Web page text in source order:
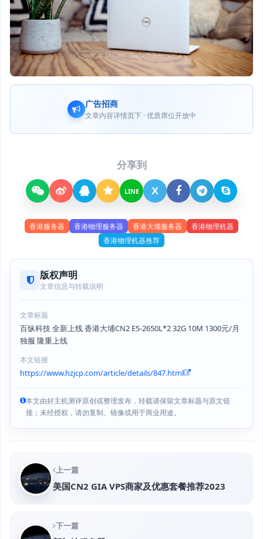
广告招商
文章内容详情页下 · 优质席位开放中
分享到
LINE X
香港服务器 香港物理服务器 香港大埔服务器
香港物理机器
香港物理机器推荐
版权声明
文章信息与转载说明
文章标题
百纵科技 全新上线 香港大埔CN2 E5-2650L*2 32G 10M 1300元/月
独服 隆重上线
本文链接
https://www.hzjcp.com/article/details/847.html
本文由好主机测评原创或整理发布，转载请保留文章标题与原文链
接；未经授权，请勿复制、镜像或用于商业用途。
上一篇
美国CN2 GIA VPS商家及优惠套餐推荐2023
下一篇